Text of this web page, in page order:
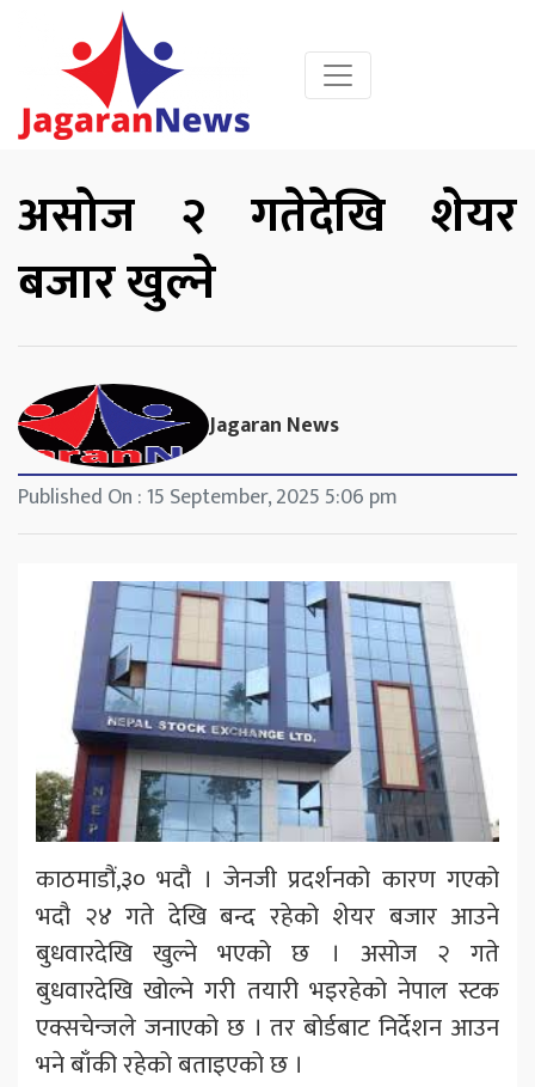
असोज २ गतेदेखि शेयर
बजार खुल्ने
Jagaran News
Published On : 15 September, 2025 5:06 pm
काठमाडौं,३० भदौ । जेनजी प्रदर्शनको कारण गएको
भदौ २४ गते देखि बन्द रहेको शेयर बजार आउने
बुधवारदेखि खुल्ने भएको छ । असोज २ गते
बुधवारदेखि खोल्ने गरी तयारी भइरहेको नेपाल स्टक
एक्सचेन्जले जनाएको छ । तर बोर्डबाट निर्देशन आउन
भने बाँकी रहेको बताइएको छ ।